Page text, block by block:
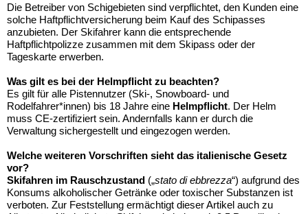
Die Betreiber von Schigebieten sind verpflichtet, den Kunden eine
solche Haftpflichtversicherung beim Kauf des Schipasses
anzubieten. Der Skifahrer kann die entsprechende
Haftpflichtpolizze zusammen mit dem Skipass oder der
Tageskarte erwerben.
Was gilt es bei der Helmpflicht zu beachten?
Es gilt für alle Pistennutzer (Ski-, Snowboard- und
Rodelfahrer*innen) bis 18 Jahre eine Helmpflicht. Der Helm
muss CE-zertifiziert sein. Andernfalls kann er durch die
Verwaltung sichergestellt und eingezogen werden.
Welche weiteren Vorschriften sieht das italienische Gesetz
vor?
Skifahren im Rauschzustand („stato di ebbrezza“) aufgrund des
Konsums alkoholischer Getränke oder toxischer Substanzen ist
verboten. Zur Feststellung ermächtigt dieser Artikel auch zu